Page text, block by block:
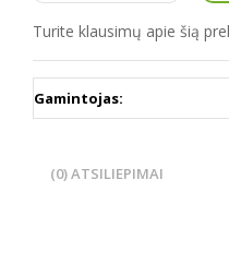
Turite klausimų apie šią
Gamintojas:
(0) ATSILIEPIMAI